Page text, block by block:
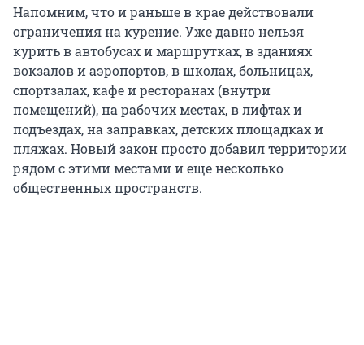
Напомним, что и раньше в крае действовали
ограничения на курение. Уже давно нельзя
курить в автобусах и маршрутках, в зданиях
вокзалов и аэропортов, в школах, больницах,
спортзалах, кафе и ресторанах (внутри
помещений), на рабочих местах, в лифтах и
подъездах, на заправках, детских площадках и
пляжах. Новый закон просто добавил территории
рядом с этими местами и еще несколько
общественных пространств.